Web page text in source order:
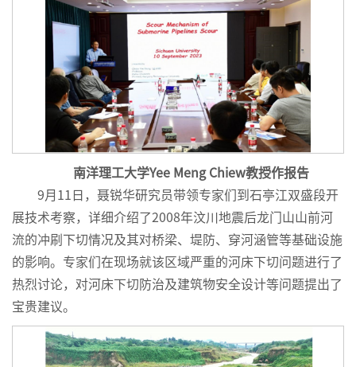
南洋理工大学Yee Meng Chiew教授作报告
9月11日，聂锐华研究员带领专家们到石亭江双盛段开
展技术考察，详细介绍了2008年汶川地震后龙门山山前河
流的冲刷下切情况及其对桥梁、堤防、穿河涵管等基础设施
的影响。专家们在现场就该区域严重的河床下切问题进行了
热烈讨论，对河床下切防治及建筑物安全设计等问题提出了
宝贵建议。